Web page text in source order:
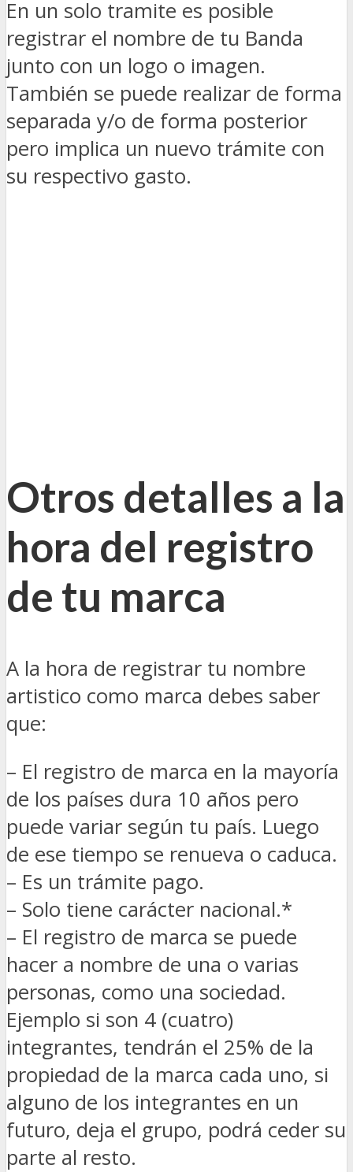
En un solo tramite es posible
registrar el nombre de tu Banda
junto con un logo o imagen.
También se puede realizar de forma
separada y/o de forma posterior
pero implica un nuevo trámite con
su respectivo gasto.
Otros detalles a la
hora del registro
de tu marca
A la hora de registrar tu nombre
artistico como marca debes saber
que:
– El registro de marca en la mayoría
de los países dura 10 años pero
puede variar según tu país. Luego
de ese tiempo se renueva o caduca.
– Es un trámite pago.
– Solo tiene carácter nacional.*
– El registro de marca se puede
hacer a nombre de una o varias
personas, como una sociedad.
Ejemplo si son 4 (cuatro)
integrantes, tendrán el 25% de la
propiedad de la marca cada uno, si
alguno de los integrantes en un
futuro, deja el grupo, podrá ceder su
parte al resto.